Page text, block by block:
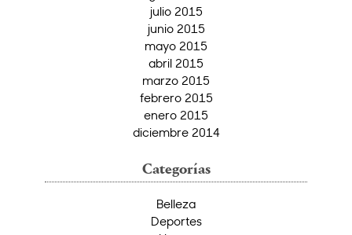
julio 2015
junio 2015
mayo 2015
abril 2015
marzo 2015
febrero 2015
enero 2015
diciembre 2014
Categorías
Belleza
Deportes